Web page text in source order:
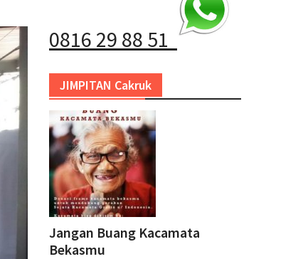
0816 29 88 51
JIMPITAN Cakruk
Jangan Buang Kacamata
Bekasmu